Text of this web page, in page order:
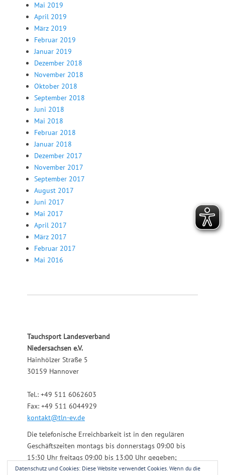
Mai 2019
April 2019
März 2019
Februar 2019
Januar 2019
Dezember 2018
November 2018
Oktober 2018
September 2018
Juni 2018
Mai 2018
Februar 2018
Januar 2018
Dezember 2017
November 2017
September 2017
August 2017
Juni 2017
Mai 2017
April 2017
März 2017
Februar 2017
Mai 2016
Tauchsport Landesverband
Niedersachsen e.V.
Hainhölzer Straße 5
30159 Hannover
Tel.: +49 511 6062603
Fax: +49 511 6044929
kontakt@tln-ev.de
Die telefonische Erreichbarkeit ist in den regulären
Geschäftszeiten montags bis donnerstags 09:00 bis
15:30 Uhr freitags 09:00 bis 13:00 Uhr gegeben;
darüber hinaus über einen angeschlossenen
Datenschutz und Cookies: Diese Website verwendet Cookies. Wenn du die